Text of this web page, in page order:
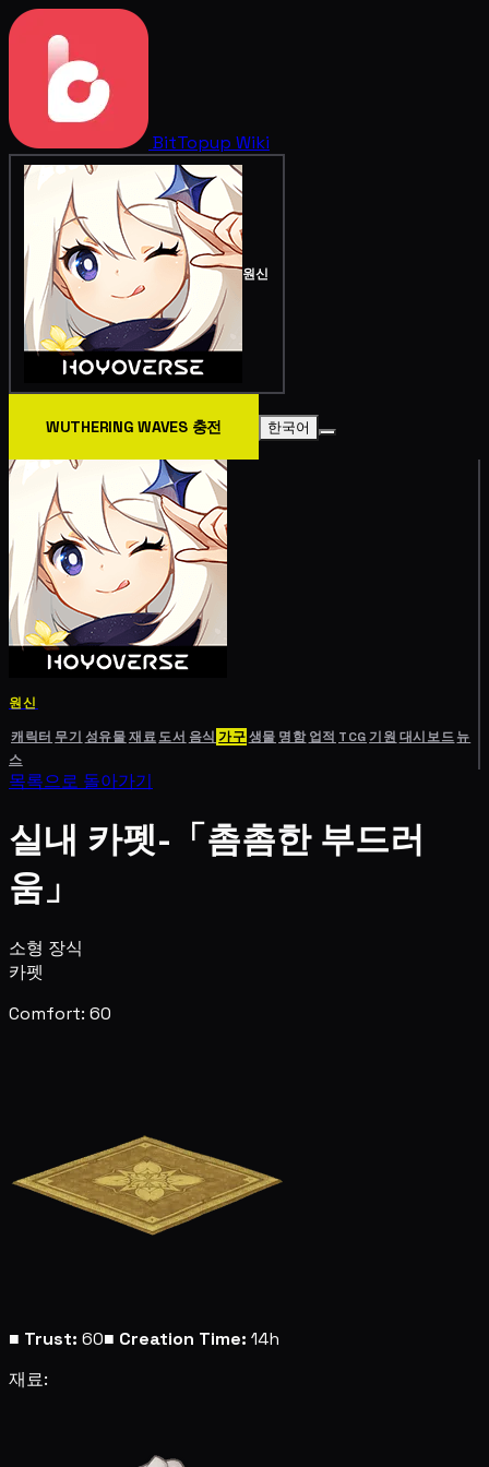
BitTopup Wiki
원신
WUTHERING WAVES 충전 한국어
원신
캐릭터 무기 성유물재료도서 음식 가구생물 명함 업적 TCG기원 대시보드뉴
스
목록으로 돌아가기
실내 카펫-「촘촘한 부드러
움」
소형 장식
카펫
Comfort: 60
■ Trust: 60■ Creation Time: 14h
재료: